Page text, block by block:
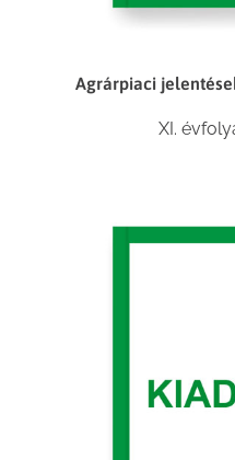
Agrárpiaci
XI.